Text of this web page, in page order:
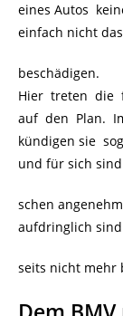
eines Autos
einfach nicht
beschädigen.
Hier treten die
auf den Plan.
kündigen sie
und für sich
schen
aufdringlich
seits nicht mehr